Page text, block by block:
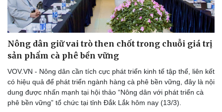
Nông dân giữ vai trò then chốt trong chuỗi giá trị
sản phẩm cà phê bền vững
VOV.VN - Nông dân cần tích cực phát triển kinh tế tập thể, liên kết
có hiệu quả để phát triển ngành hàng cà phê bền vững, đây là nội
dung được nhấn mạnh tại hội thảo “Nông dân với phát triển cà
phê bền vững” tổ chức tại tỉnh Đắk Lắk hôm nay (13/3).